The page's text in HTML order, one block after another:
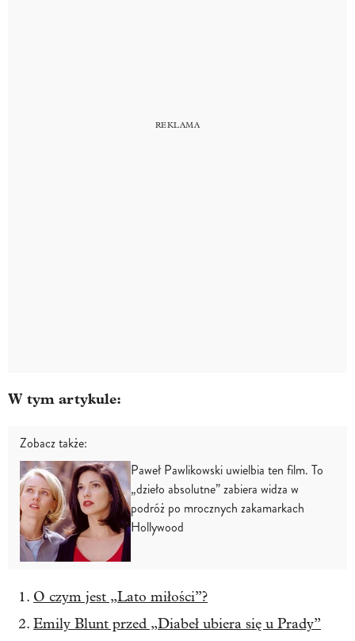
W tym artykule:
Zobacz także:
Paweł Pawlikowski uwielbia ten film. To
„dzieło absolutne” zabiera widza w
podróż po mrocznych zakamarkach
Hollywood
O czym jest „Lato miłości”?
Emily Blunt przed „Diabeł ubiera się u Prady”